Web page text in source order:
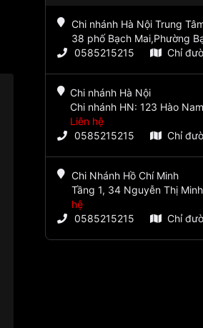
Chi nhánh Hà Nội Trung
38 phố Bạch Mai,Phường
0585215215
Chỉ
Chi nhánh Hà Nội
Chi nhánh HN: 123 Hào
Liên hệ
0585215215
Chỉ
Chi Nhánh Hồ Chí Minh
Tầng 1, 34 Nguyễn Thị
hệ
0585215215
Chỉ